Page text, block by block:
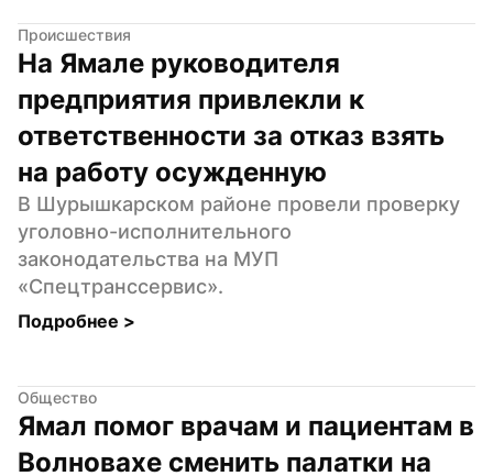
Происшествия
На Ямале руководителя
предприятия привлекли к
ответственности за отказ взять
на работу осужденную
В Шурышкарском районе провели проверку
уголовно-исполнительного
законодательства на МУП
«Спецтранссервис».
Подробнее >
Общество
Ямал помог врачам и пациентам в
Волновахе сменить палатки на